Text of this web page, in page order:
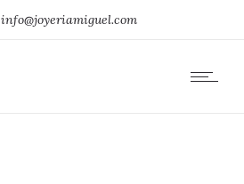
info@joyeriamiguel.com